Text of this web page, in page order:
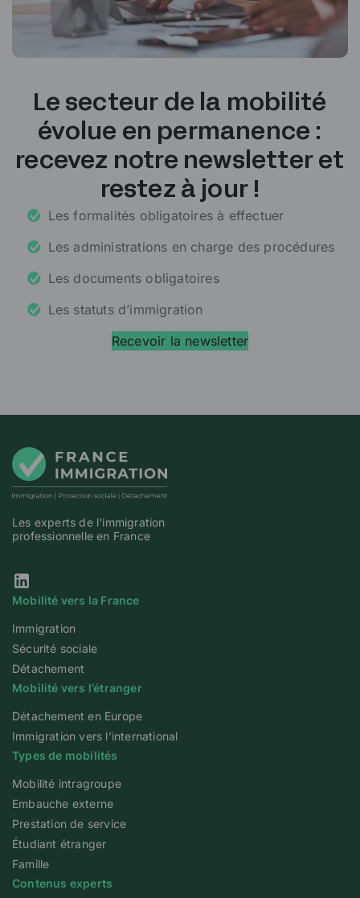
Le secteur de la mobilité
évolue en permanence :
recevez notre newsletter et
restez à jour !
Les formalités obligatoires à effectuer
Les administrations en charge des procédures
Les documents obligatoires
Les statuts d’immigration
Recevoir la newsletter
Les experts de l'immigration
professionnelle en France
Notre page Linkedin
Mobilité vers la France
Immigration
Sécurité sociale
Détachement
Mobilité vers l’étranger
Détachement en Europe
Immigration vers l’international
Types de mobilités
Mobilité intragroupe
Embauche externe
Prestation de service
Étudiant étranger
Famille
Contenus experts